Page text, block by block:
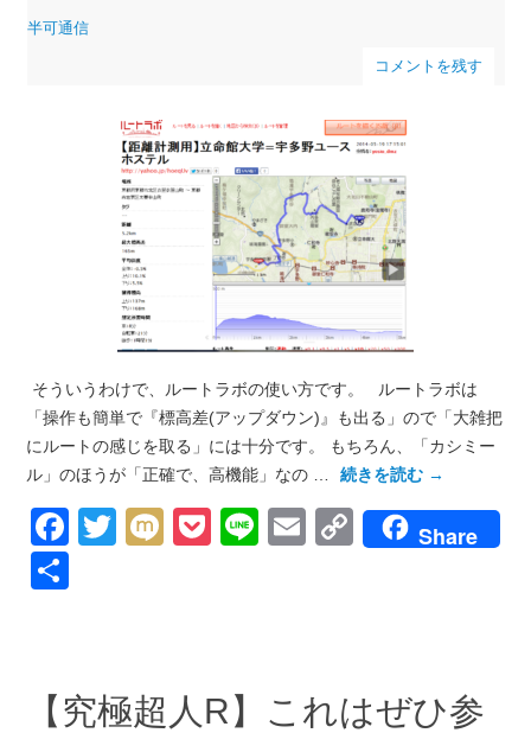
半可通信
コメントを残す
そういうわけで、ルートラボの使い方です。 ルートラボは
「操作も簡単で『標高差(アップダウン)』も出る」ので「大雑把
にルートの感じを取る」には十分です。 もちろん、「カシミー
ル」のほうが「正確で、高機能」なの …
続きを読む →
Facebook
Twitter
MixiPocket
LineEmailCopyShare
【究極超人R】これはぜひ参